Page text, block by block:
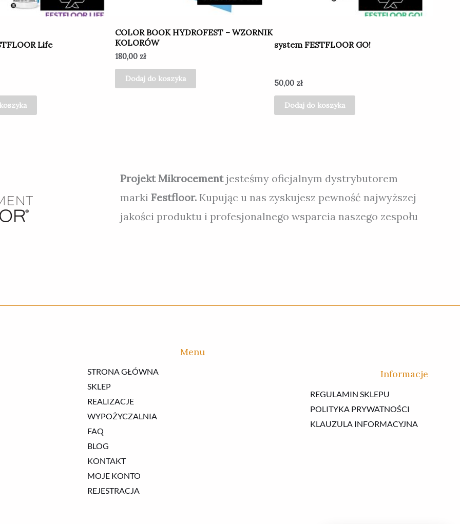
Life
COLOR BOOK HYDROFEST – WZORNIK
KOLORÓW
180,00 zł
Dodaj do koszyka
system FESTFLOOR GO!
50,00 zł
Dodaj do koszyka
Projekt Mikrocement jesteśmy oficjalnym dystrybutorem
marki Festfloor. Kupując u nas zyskujesz pewność najwyższej
jakości produktu i profesjonalnego wsparcia naszego zespołu
Menu
STRONA GŁÓWNA
SKLEP
REALIZACJE
WYPOŻYCZALNIA
FAQ
BLOG
KONTAKT
MOJE KONTO
REJESTRACJA
Informacje
REGULAMIN SKLEPU
POLITYKA PRYWATNOŚCI
KLAUZULA INFORMACYJNA